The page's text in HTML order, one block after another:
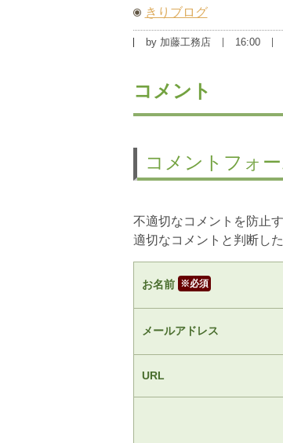
きりブログ
by 加藤工務店 16:00
コメント
コメントフォ
不適切なコメントを防止
適切なコメントと判断し
お名前 ※
メールアドレス
URL